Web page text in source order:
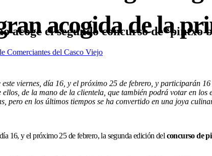
acogida de la
acoge el segundo concurso de
Comerciantes del Casco Viejo
viernes, día 16, y el próximo 25 de febrero, y participarán
de la mano de la clientela, que también podrá votar en los
pero en los últimos tiempos se ha convertido en una joya
16, y el próximo 25 de febrero, la segunda edición delconcurso de